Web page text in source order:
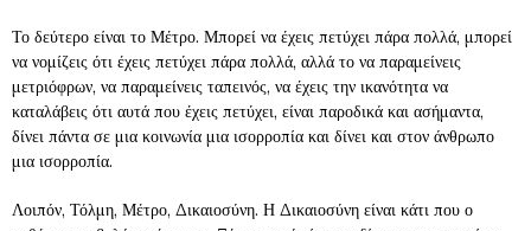
Το δεύτερο είναι το Μέτρο. Μπορεί να έχεις πετύχει πάρα πολλά, μπορεί
να νομίζεις ότι έχεις πετύχει πάρα πολλά, αλλά το να παραμείνεις
μετριόφρων, να παραμείνεις ταπεινός, να έχεις την ικανότητα να
καταλάβεις ότι αυτά που έχεις πετύχει, είναι παροδικά και ασήμαντα,
δίνει πάντα σε μια κοινωνία μια ισορροπία και δίνει και στον άνθρωπο
μια ισορροπία.
Λοιπόν, Τόλμη, Μέτρο, Δικαιοσύνη. Η Δικαιοσύνη είναι κάτι που ο